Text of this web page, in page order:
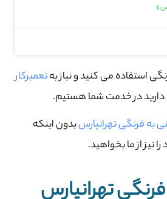
»
استفاده می کنید و نیاز بهتعمیرکار
دارید در خدمت شما هستیم.
به فرنگی تهرانپارسبدون اینکه
نیز از ما بخواهید.
تهرانپارس